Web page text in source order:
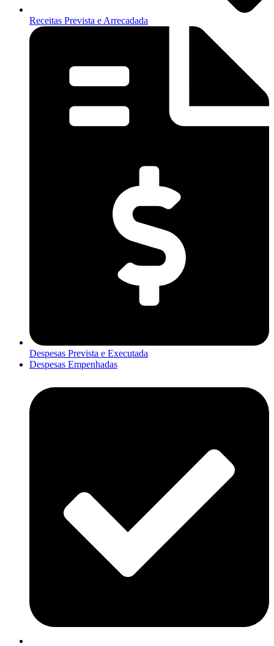
Receitas Prevista e Arrecadada
Despesas Prevista e Executada
Despesas Empenhadas